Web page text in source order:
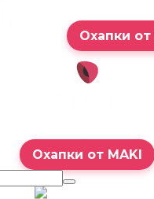
Охапки от
Охапки от MAKI